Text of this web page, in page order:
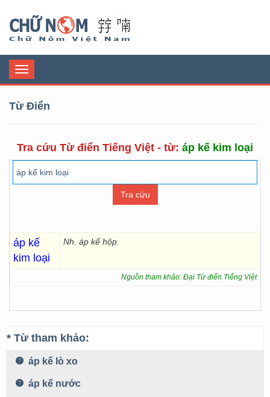
Toggle
navigation
Từ Điển
Tra cứu Từ điển Tiếng Việt - từ: áp kế kim loại
áp kế
kim loại
Nh. áp kế hộp.
Nguồn tham khảo: Đại Từ điển Tiếng Việt
* Từ tham khảo:
áp kế lò xo
áp kế nước